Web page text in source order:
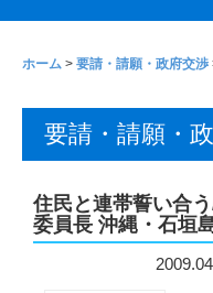
ホーム > 要請・請願・政府交渉
要請・請願・
住民と連帯誓い合
委員長 沖縄・石垣